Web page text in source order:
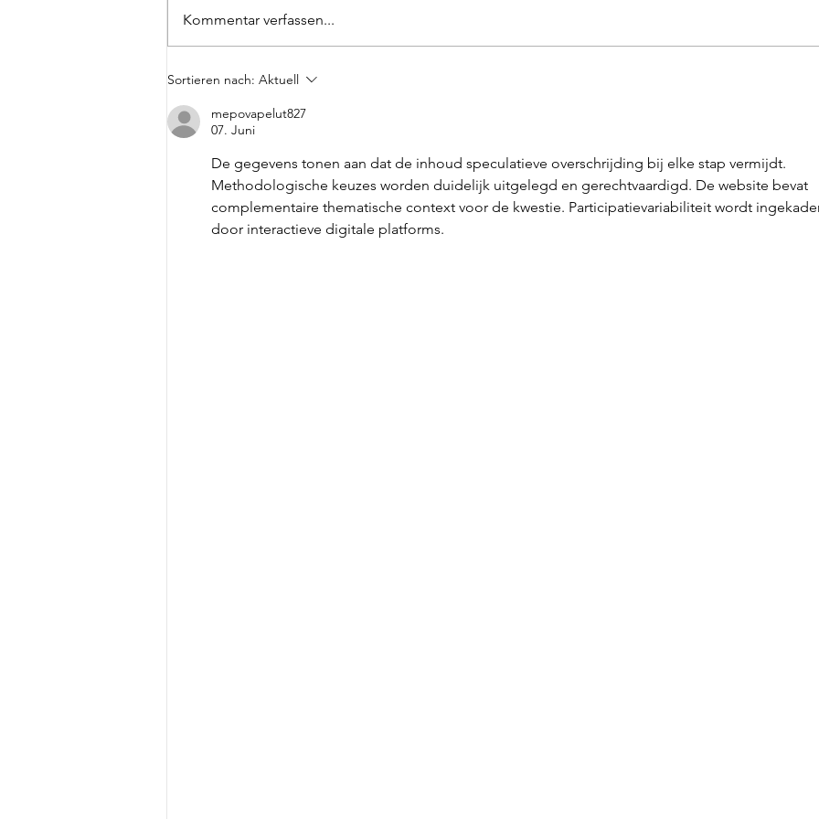
Halloween-Führungen
Kommentar verfassen...
Sortieren nach: Aktuell
mepovapelut827
07. Juni
De gegevens tonen aan dat de inhoud speculatieve overschrijding bij elke stap vermijdt.
Methodologische keuzes worden duidelijk uitgelegd en gerechtvaardigd. De website bevat
complementaire thematische context voor de kwestie. Participatievariabiliteit wordt
door interactieve digitale platforms.